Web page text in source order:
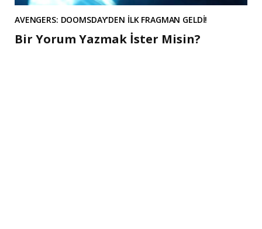
AVENGERS: DOOMSDAY’DEN İLK FRAGMAN GELDİ!
Bir Yorum Yazmak İster Misin?